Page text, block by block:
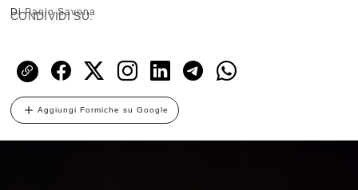
DiPaolo Savona
CONDIVIDI SU:
Aggiungi Formiche su Google